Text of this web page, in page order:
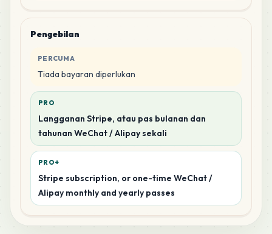
Pengebilan
PERCUMA
Tiada bayaran diperlukan
PRO
Langganan Stripe, atau pas bulanan dan
tahunan WeChat / Alipay sekali
PRO+
Stripe subscription, or one-time WeChat /
Alipay monthly and yearly passes